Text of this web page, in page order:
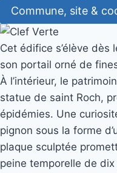
Commune, site &
Cet édifice s’élève dès
son portail orné de
À l’intérieur, le
statue de saint Roch,
épidémies. Une
pignon sous la forme
plaque sculptée
peine temporelle de